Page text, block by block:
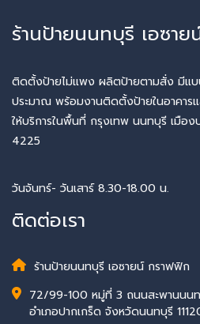
ร้านป้ายนนทบุรี เอซา
ติดตั้งป้ายไม่แพง ผลิตป้ายตามสั่ง มีแบ
ประมาณ พร้อมงานติดตั้งป้ายในอาคาร
ให้บริการในพื้นที่ กรุงเทพ นนทบุรี เมือ
4225
วันจันทร์- วันเสาร์ 8.30-18.00 น.
ติดต่อเรา
ร้านป้ายนนทบุรี เอซายน์ กราฟฟิก
72/99-100 หมู่ที่ 3 ถนนสะพานนน
อำเภอปากเกร็ด จังหวัดนนทบุรี